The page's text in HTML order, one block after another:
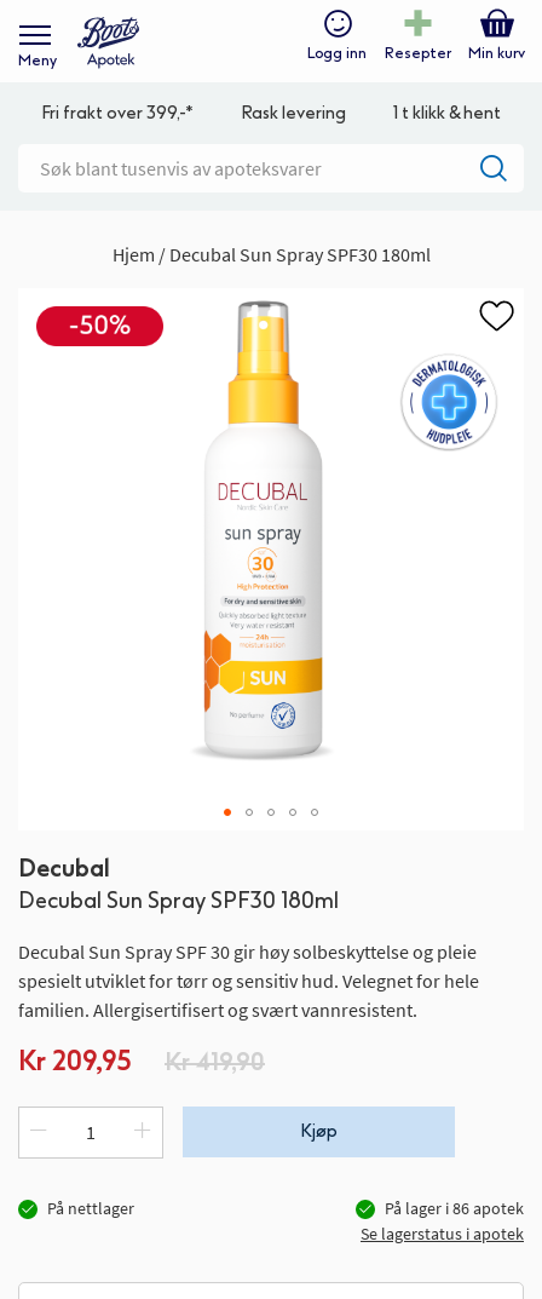
Meny Logg inn Resepter Min kurv
Fri frakt over 399,-* Rask levering 1 t klikk & hent
Hjem Decubal Sun Spray SPF30 180ml
Decubal
Decubal Sun Spray SPF30 180ml
Decubal Sun Spray SPF 30 gir høy solbeskyttelse og pleie
spesielt utviklet for tørr og sensitiv hud. Velegnet for hele
familien. Allergisertifisert og svært vannresistent.
Spesialpris
Kr 209,95 Kr 419,90
Kjøp
På nettlager På lager i86apotek
Se lagerstatus i apotek
til
begynnelsen
bildegalleri